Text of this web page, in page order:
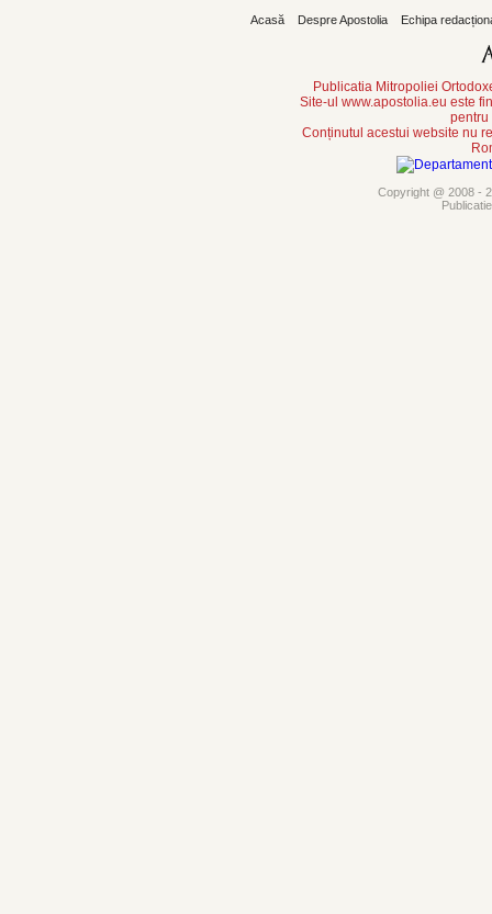
Acasă Despre Apostolia Echipa
Publicatia Mitropoliei
Site-ul www.apostolia.eu este
pentru
Conținutul acestui website nu
Copyright @ 2008 -